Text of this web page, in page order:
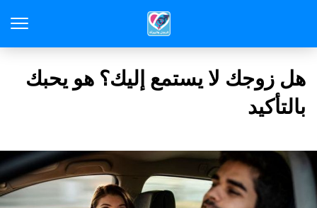
هل زوجك لا يستمع إليك؟ هو يحبك
بالتأكيد